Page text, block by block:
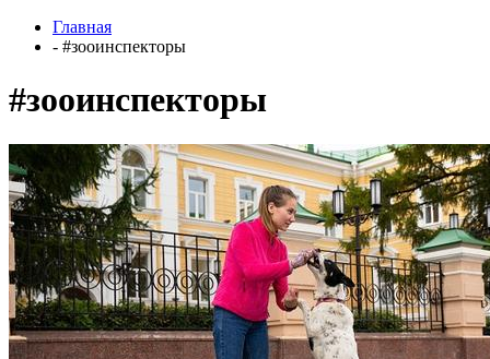
Главная
- #зооинспекторы
#зооинспекторы